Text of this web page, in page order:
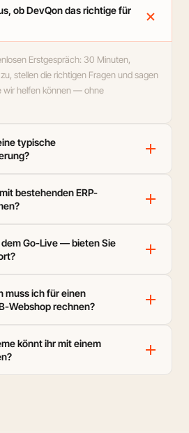
ob DevQon das richtige für
add
Erstgespräch: 30 Minuten,
stellen die richtigen Fragen und sagen
wir helfen können — ohne
typische
add
bestehenden ERP-
add
Go-Live — bieten Sie
add
muss ich für einen
Webshop rechnen?
add
könnt ihr mit einem
add